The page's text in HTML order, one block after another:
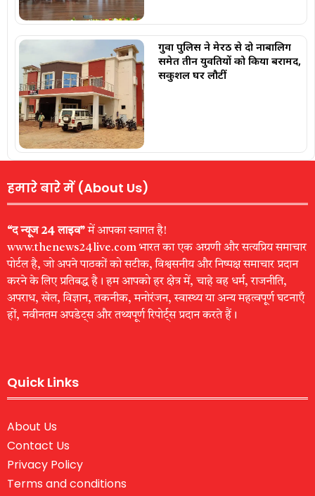
गुवा पुलिस ने मेरठ से दो नाबालिग
समेत तीन युवतियों को किया बरामद,
सकुशल घर लौटीं
हमारे बारे में (About Us)
“द न्यूज 24 लाइव”में आपका स्वागत है!
www.thenews24live.com भारत का एक अग्रणी और सत्यप्रिय समाचार
पोर्टल है, जो अपने पाठकों को सटीक, विश्वसनीय और निष्पक्ष समाचार प्रदान
करने के लिए प्रतिबद्ध है। हम आपको हर क्षेत्र में, चाहे वह धर्म, राजनीति,
अपराध, खेल, विज्ञान, तकनीक, मनोरंजन, स्वास्थ्य या अन्य महत्वपूर्ण घटनाएँ
हों, नवीनतम अपडेट्स और तथ्यपूर्ण रिपोर्ट्स प्रदान करते हैं।
Quick Links
About Us
Contact Us
Privacy Policy
Terms and conditions